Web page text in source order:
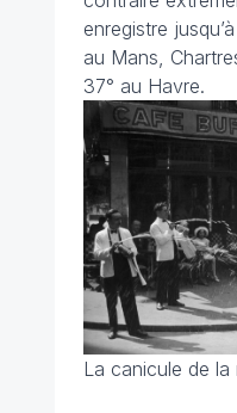
enregistre
au Mans,
37° au Havre.
La canicule de la